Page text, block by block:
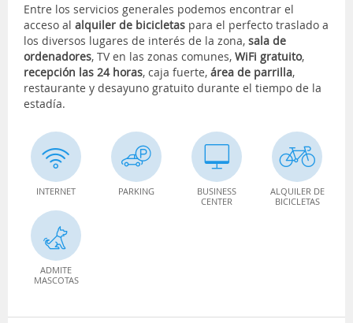
Entre los servicios generales podemos encontrar el
acceso al alquiler de bicicletas para el perfecto traslado a
los diversos lugares de interés de la zona, sala de
ordenadores, TV en las zonas comunes, WiFi gratuito,
recepción las 24 horas, caja fuerte, área de parrilla,
restaurante y desayuno gratuito durante el tiempo de la
estadía.
INTERNET PARKING
BUSINESS
CENTER
ALQUILER DE
BICICLETAS
ADMITE
MASCOTAS